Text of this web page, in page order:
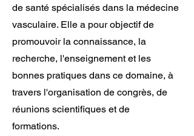
de santé spécialisés dans la médecine
vasculaire. Elle a pour objectif de
promouvoir la connaissance, la
recherche, l'enseignement et les
bonnes pratiques dans ce domaine, à
travers l'organisation de congrès, de
réunions scientifiques et de
formations.